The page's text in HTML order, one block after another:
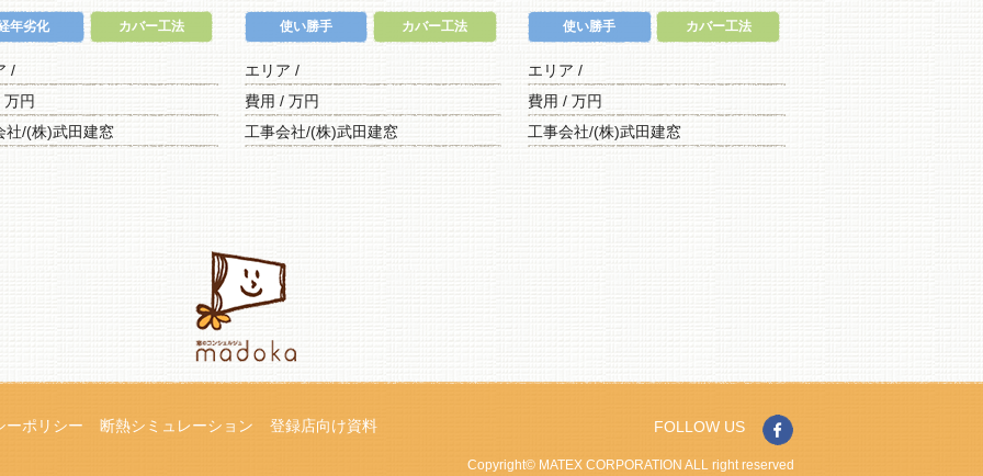
年劣化 カバー工法
/
万円
社/(株)武田建窓
使い勝手 カバー工法
エリア /
費用 / 万円
工事会社/(株)武田建窓
使い勝手 カバー工法
エリア /
費用 / 万円
工事会社/(株)武田建窓
ーポリシー 断熱シミュレーション 登録店向け資料 FOLLOW US
Copyright© MATEX CORPORATION ALL right reserved